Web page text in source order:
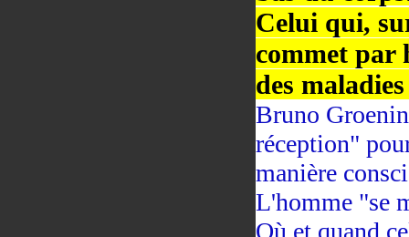
Celui qui,
commet par
des
Bruno
réception"
manière
L'homme "se
Où et quand